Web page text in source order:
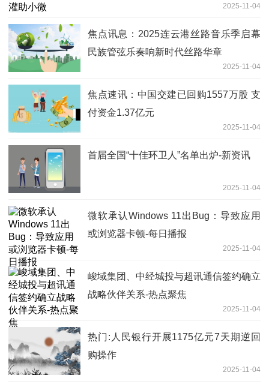
2025-11-04
焦点讯息：2025连云港丝路音乐季启幕
民族管弦乐奏响新时代丝路华章
2025-11-04
焦点速讯：中国交建已回购1557万股 支
付资金1.37亿元
2025-11-04
首届全国“十佳环卫人”名单出炉-新资讯
2025-11-04
微软承认Windows 11出Bug：导致应用
或浏览器卡顿-每日播报
2025-11-04
峻域集团、中经城投与超讯通信签约确立
战略伙伴关系-热点聚焦
2025-11-04
热门:人民银行开展1175亿元7天期逆回
购操作
2025-11-04